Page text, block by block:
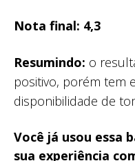
Nota final: 4,3
Resumindo: o
positivo, porém tem
disponibilidade de
Você já usou essa
sua experiência